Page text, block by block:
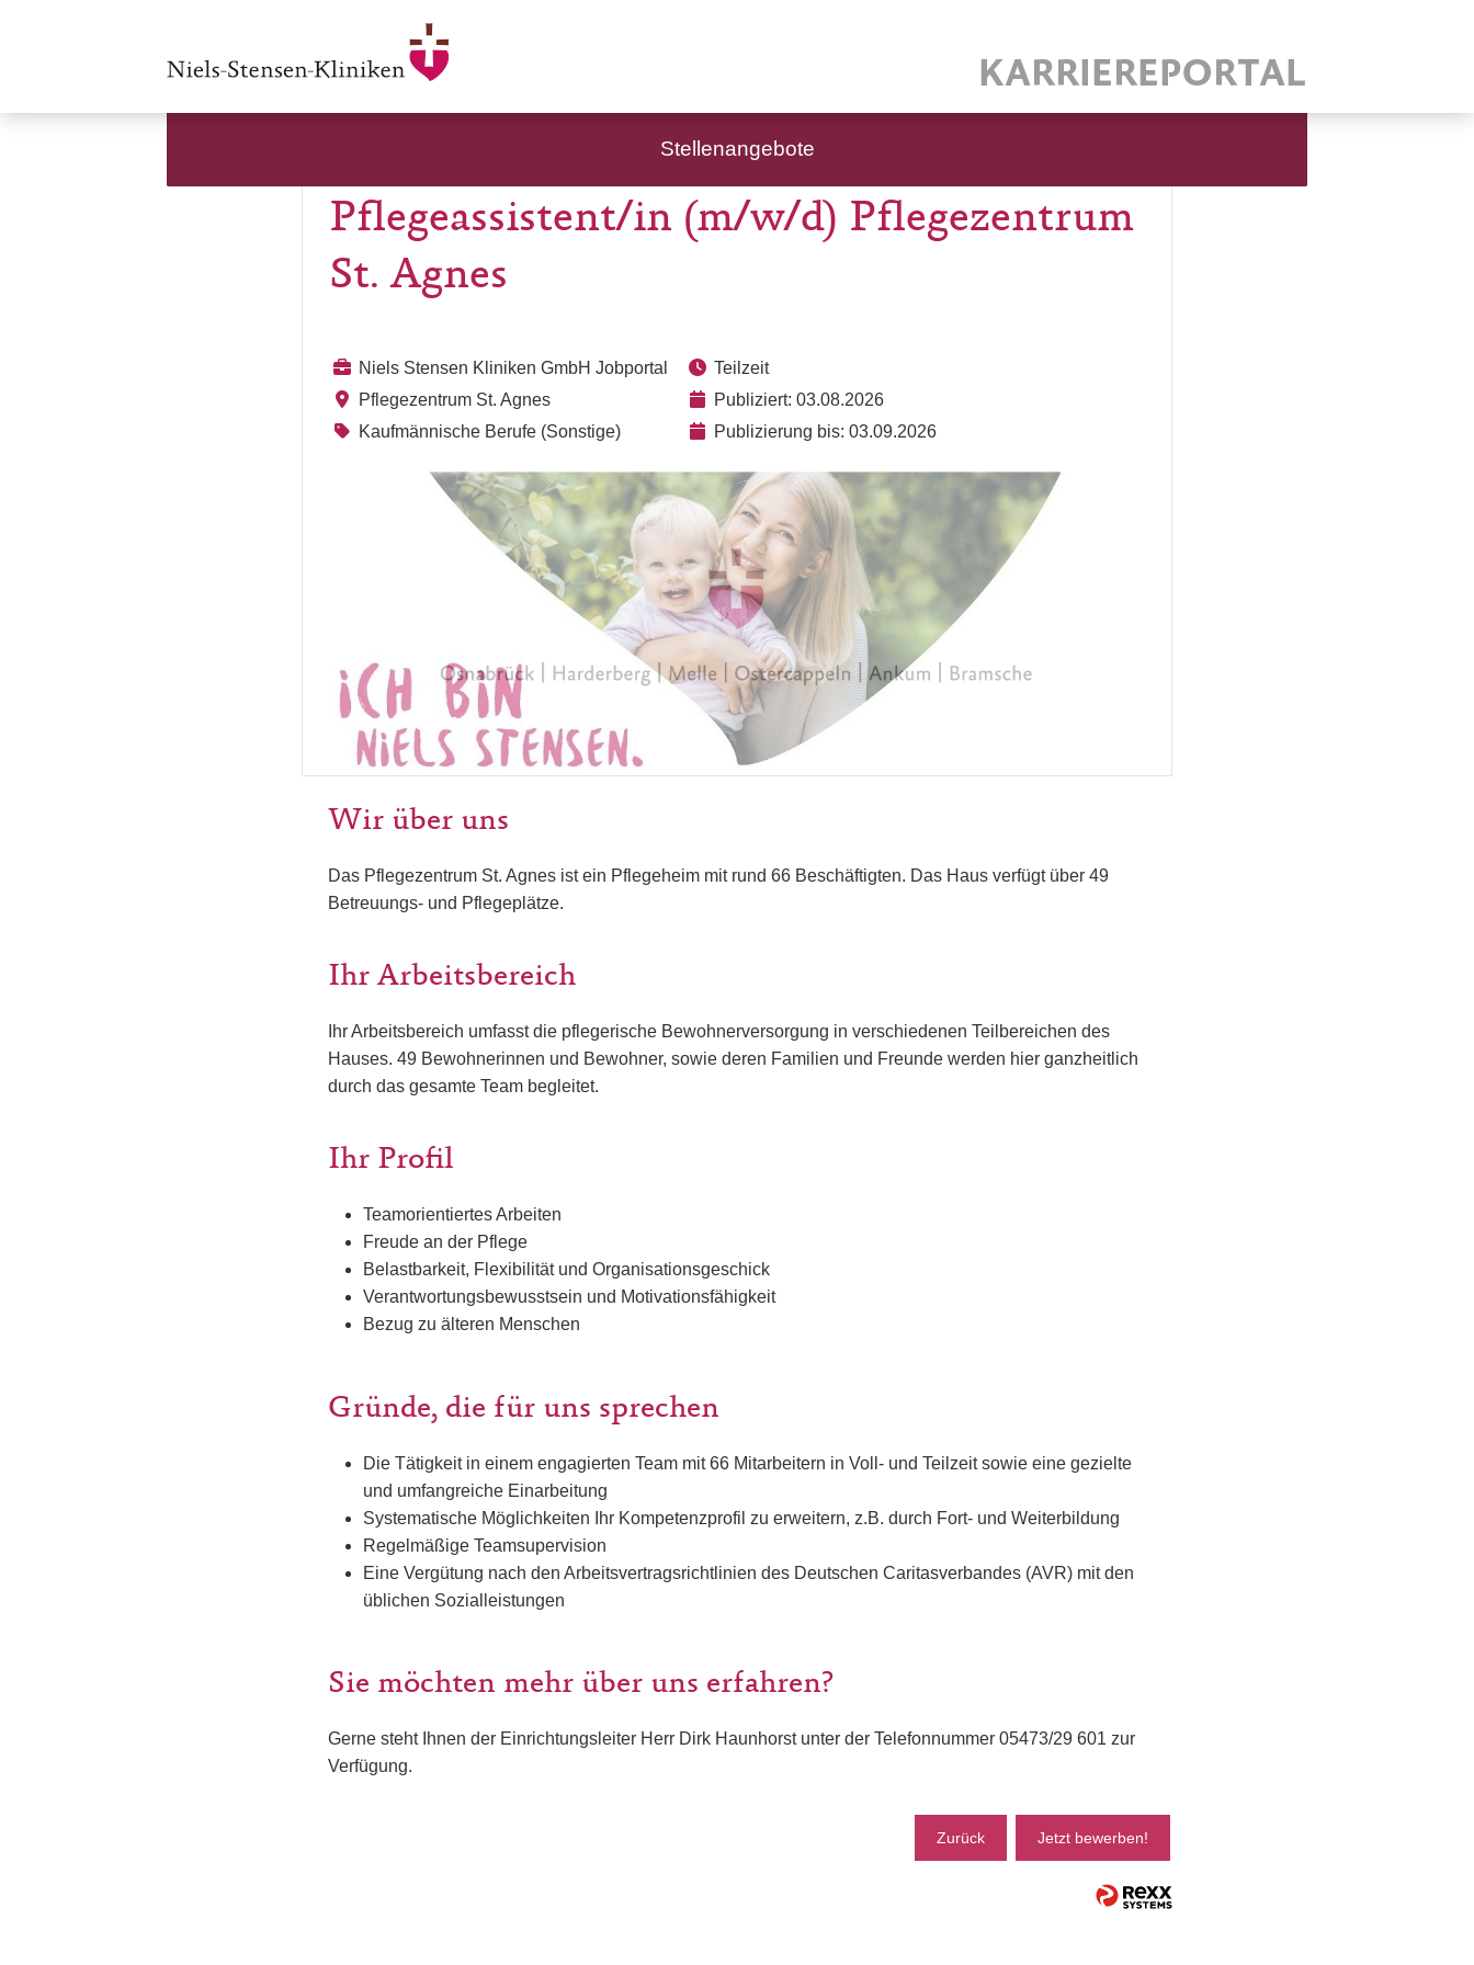
Stellenangebote
Pflegeassistent/in (m/w/d) Pflegezentrum
St. Agnes
Niels Stensen Kliniken GmbH Jobportal
Pflegezentrum St. Agnes
Kaufmännische Berufe (Sonstige)
Teilzeit
Publiziert: 03.08.2026
Publizierung bis: 03.09.2026
Wir über uns
Das Pflegezentrum St. Agnes ist ein Pflegeheim mit rund 66 Beschäftigten. Das Haus verfügt über 49
Betreuungs- und Pflegeplätze.
Ihr Arbeitsbereich
Ihr Arbeitsbereich umfasst die pflegerische Bewohnerversorgung in verschiedenen Teilbereichen des
Hauses. 49 Bewohnerinnen und Bewohner, sowie deren Familien und Freunde werden hier ganzheitlich
durch das gesamte Team begleitet.
Ihr Profil
Teamorientiertes Arbeiten
Freude an der Pflege
Belastbarkeit, Flexibilität und Organisationsgeschick
Verantwortungsbewusstsein und Motivationsfähigkeit
Bezug zu älteren Menschen
Gründe, die für uns sprechen
Die Tätigkeit in einem engagierten Team mit 66 Mitarbeitern in Voll- und Teilzeit sowie eine gezielte
und umfangreiche Einarbeitung
Systematische Möglichkeiten Ihr Kompetenzprofil zu erweitern, z.B. durch Fort- und Weiterbildung
Regelmäßige Teamsupervision
Eine Vergütung nach den Arbeitsvertragsrichtlinien des Deutschen Caritasverbandes (AVR) mit den
üblichen Sozialleistungen
Sie möchten mehr über uns erfahren?
Gerne steht Ihnen der Einrichtungsleiter Herr Dirk Haunhorst unter der Telefonnummer 05473/29 601 zur
Verfügung.
Zurück Jetzt bewerben!